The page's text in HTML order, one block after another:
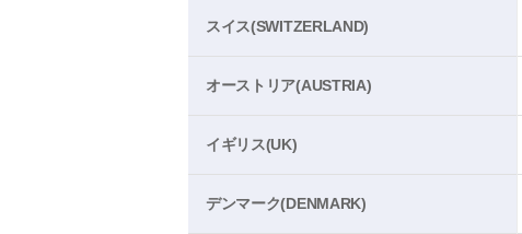
スイス(SWITZERLAND)
オーストリア(AUSTRIA)
イギリス(UK)
デンマーク(DENMARK)